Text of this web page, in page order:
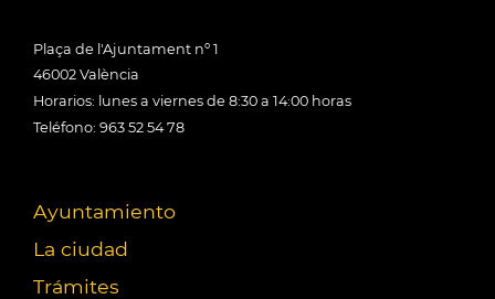
Plaça de l'Ajuntament nº 1
46002 València
Horarios: lunes a viernes de 8:30 a 14:00 horas
Teléfono: 963 52 54 78
Ayuntamiento
La ciudad
Trámites